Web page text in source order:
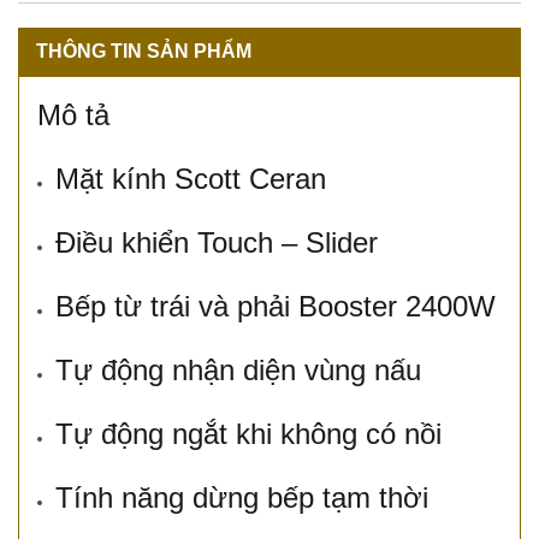
THÔNG TIN SẢN PHẨM
Mô tả
Mặt kính Scott Ceran
Điều khiển Touch – Slider
Bếp từ trái và phải Booster 2400W
Tự động nhận diện vùng nấu
Tự động ngắt khi không có nồi
Tính năng dừng bếp tạm thời